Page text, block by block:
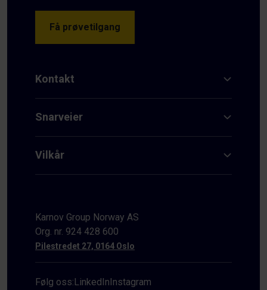
Få prøvetilgang
Kontakt
Snarveier
Vilkår
Karnov Group Norway AS
Org. nr. 924 428 600
Pilestredet 27, 0164 Oslo
Følg oss:LinkedInInstagram